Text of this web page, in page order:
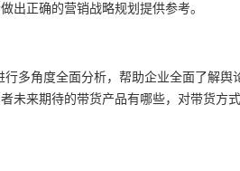
出正确的营销战略规划提供参考。
多角度全面分析，帮助企业全面了解舆
未来期待的带货产品有哪些，对带货方